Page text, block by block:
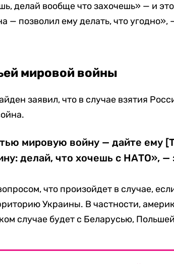
делай вообще что захочешь» — и
— позволил ему делать, что угодно»,
мировой войны
заявил, что в случае взятия
мировую войну — дайте ему
делай, что хочешь с НАТО», —
что произойдет в случае,
Украины. В частности,
случае будет с Беларусью,